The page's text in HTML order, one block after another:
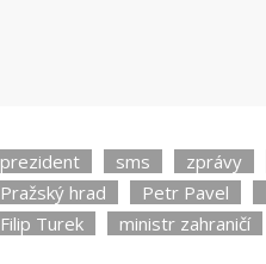
prezident sms zprávy
Pražský hrad
Petr Pavel
Filip Turek
ministr zahraničí